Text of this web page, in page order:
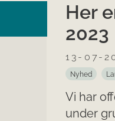
Her
2023
13-07-
Nyhed
Vi har
under